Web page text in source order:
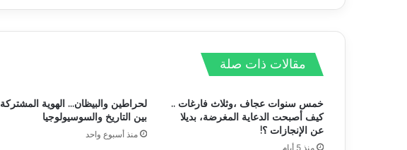
مقالات ذات صلة
خمس سنوات عجاف ،وثلاث فارغات ..
كيف أصبحت الدعاية المغرضة، بديلا
عن الإنجازات ؟!
منذ 5 أيام
لحراطين والبيظان… الهوية المشتركة
بين التاريخ والسوسيولوجيا
منذ أسبوع واحد